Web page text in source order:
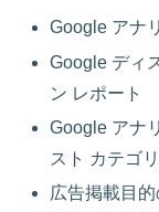
Google アナ
Google ディ
ン レポート
Google アナ
スト カテゴ
広告掲載目